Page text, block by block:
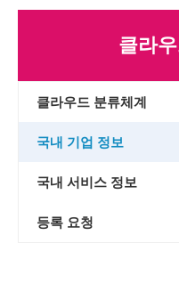
클라
클라우드 분류체계
국내 기업 정보
국내 서비스 정보
등록 요청